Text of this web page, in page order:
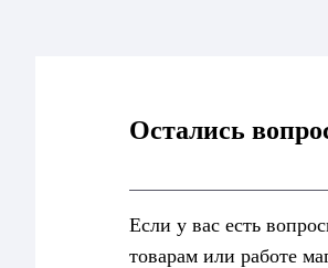
Остались
Если у вас есть
товарам или работе